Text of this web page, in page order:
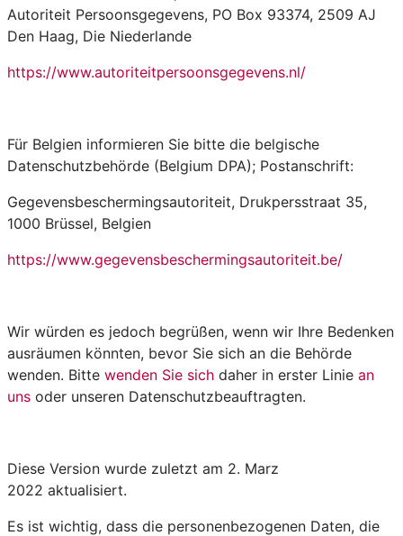
Autoriteit Persoonsgegevens, PO Box 93374, 2509 AJ
Den Haag, Die Niederlande
https://www.autoriteitpersoonsgegevens.nl/
Für Belgien informieren Sie bitte die belgische
Datenschutzbehörde (Belgium DPA); Postanschrift:
Gegevensbeschermingsautoriteit, Drukpersstraat 35,
1000 Brüssel, Belgien
https://www.gegevensbeschermingsautoriteit.be/
Wir würden es jedoch begrüßen, wenn wir Ihre Bedenken
ausräumen könnten, bevor Sie sich an die Behörde
wenden. Bitte wenden Sie sichdaher in erster Linie an
unsoder unseren Datenschutzbeauftragten.
Diese Version wurde zuletzt am 2. Marz
2022 aktualisiert.
Es ist wichtig, dass die personenbezogenen Daten, die